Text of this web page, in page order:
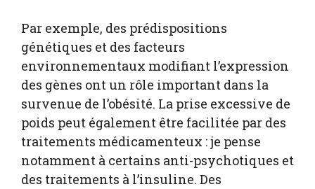
Par exemple, des prédispositions
génétiques et des facteurs
environnementaux modifiant l’expression
des gènes ont un rôle important dans la
survenue de l’obésité. La prise excessive de
poids peut également être facilitée par des
traitements médicamenteux : je pense
notamment à certains anti-psychotiques et
des traitements à l’insuline. Des